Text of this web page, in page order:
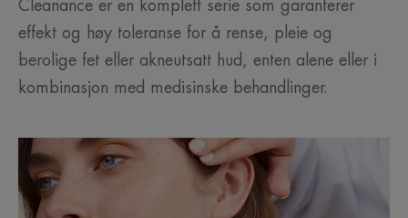
Cleanance er en komplett serie som garanterer
effekt og høy toleranse for å rense, pleie og
berolige fet eller akneutsatt hud, enten alene eller i
kombinasjon med medisinske behandlinger.